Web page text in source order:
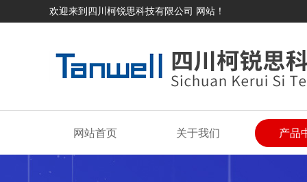
欢迎来到四川柯锐思科技有限公司 网站！
网站首页 关于我们 产品